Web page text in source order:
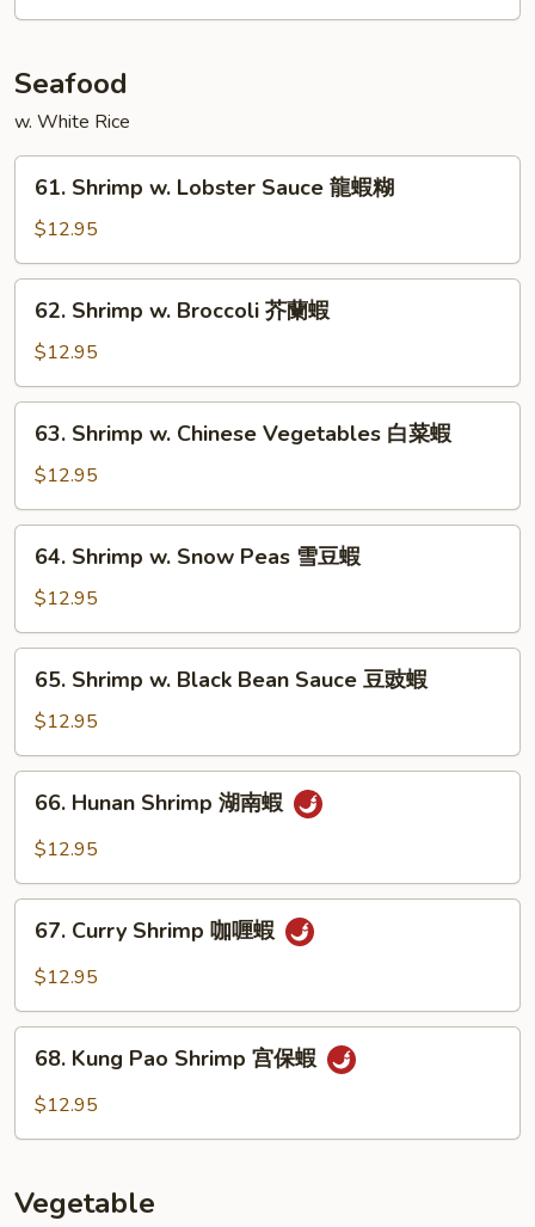
洲
米
粉
Seafood
w. White Rice
61.
Shrimp
Lobster
Sauce
61. Shrimp w. Lobster Sauce 龍蝦糊
$12.95
62.
Shrimp
Broccoli
芥
62. Shrimp w. Broccoli 芥蘭蝦
$12.95
63.
Shrimp
Chinese
Vegetables
63. Shrimp w. Chinese Vegetables 白菜蝦
$12.95
64.
Shrimp
Snow
Peas
64. Shrimp w. Snow Peas 雪豆蝦
$12.95
65.
Shrimp
Black
Bean
Sauce
蝦
65. Shrimp w. Black Bean Sauce 豆豉蝦
$12.95
66.
Hunan
Shrimp
南
66. Hunan Shrimp 湖南蝦
$12.95
67.
Curry
Shrimp
喱
67. Curry Shrimp 咖喱蝦
$12.95
68.
Kung
Pao
蝦
68. Kung Pao Shrimp 宫保蝦
$12.95
Vegetable